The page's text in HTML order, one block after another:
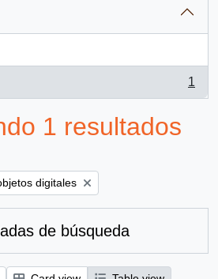
1
1 resultados
filter:digitales
de búsqueda